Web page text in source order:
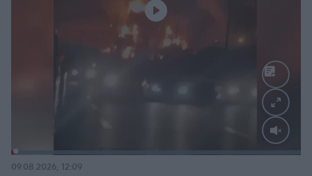
09.08.2026, 12:09